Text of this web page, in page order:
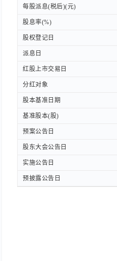
每股派息(税后)(元)
股息率(%)
股权登记日
派息日
红股上市交易日
分红对象
股本基准日期
基准股本(股)
预案公告日
股东大会公告日
实施公告日
预披露公告日
每股派息(税后)(元)
股息率(%)
股权登记日
派息日
红股上市交易日
分红对象
股本基准日期
基准股本(股)
预案公告日
股东大会公告日
实施公告日
预披露公告日